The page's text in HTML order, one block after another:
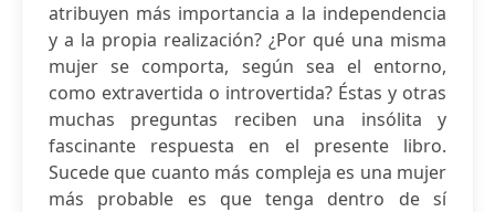
atribuyen más importancia a la independencia
y a la propia realización? ¿Por qué una misma
mujer se comporta, según sea el entorno,
como extravertida o introvertida? Éstas y otras
muchas preguntas reciben una insólita y
fascinante respuesta en el presente libro.
Sucede que cuanto más compleja es una mujer
más probable es que tenga dentro de sí